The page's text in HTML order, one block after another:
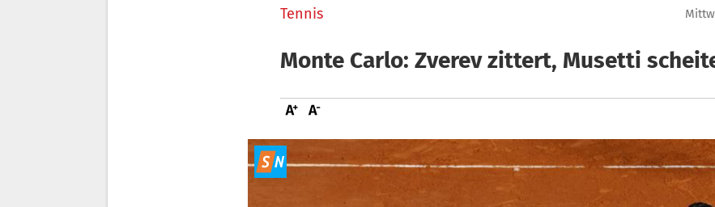
Tennis
Monte Carlo: Zverev zittert, Musetti